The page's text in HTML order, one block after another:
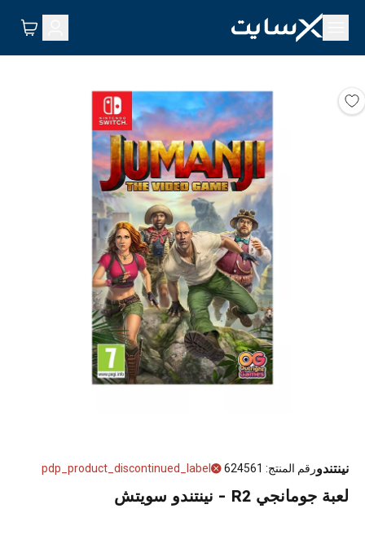
نينتندورقم المنتج:
624561
pdp_product_discontinued_label
لعبة جومانجي R2 - نينتندو سويتش